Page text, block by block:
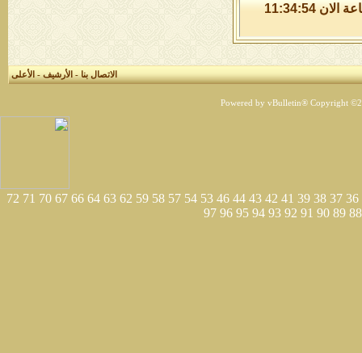
الخميس 6 من اغسطس 2026 , الساعة الان 11:34:55
الاتصال بنا-الأرشيف-الأعلى
Powered by vBulletin® Copyright
36
37
38
39
41
42
43
44
46
53
54
57
58
59
62
63
64
66
67
70
71
72
88
89
90
91
92
93
94
95
96
97